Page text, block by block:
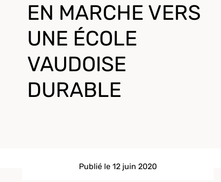
EN MARCHE VERS
UNE ÉCOLE
VAUDOISE
DURABLE
Publié le 12 juin 2020